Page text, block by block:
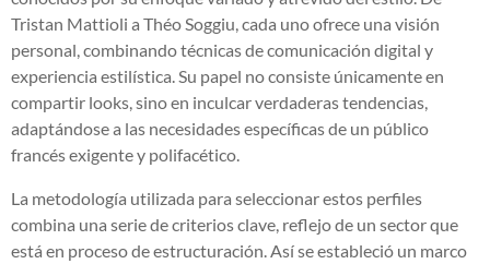
Tristan Mattioli a Théo Soggiu, cada uno ofrece una visión
personal, combinando técnicas de comunicación digital y
experiencia estilística. Su papel no consiste únicamente en
compartir looks, sino en inculcar verdaderas tendencias,
adaptándose a las necesidades específicas de un público
francés exigente y polifacético.
La metodología utilizada para seleccionar estos perfiles
combina una serie de criterios clave, reflejo de un sector que
está en proceso de estructuración. Así se estableció un marco